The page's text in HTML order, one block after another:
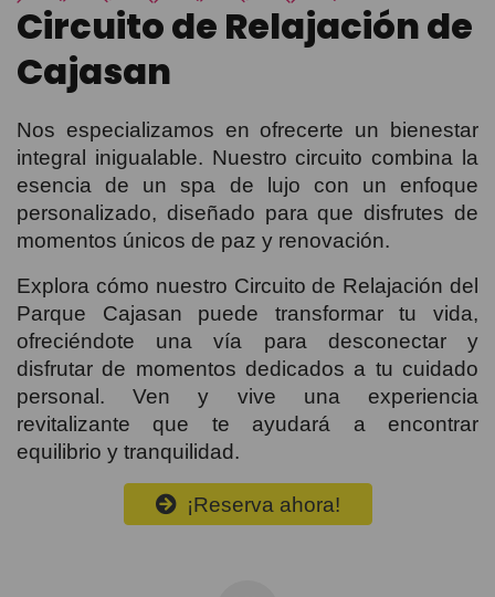
Circuito de Relajación de
Cajasan
Nos especializamos en ofrecerte un bienestar
integral inigualable. Nuestro circuito combina la
esencia de un spa de lujo con un enfoque
personalizado, diseñado para que disfrutes de
momentos únicos de paz y renovación.
Explora cómo nuestro Circuito de Relajación del
Parque Cajasan puede transformar tu vida,
ofreciéndote una vía para desconectar y
disfrutar de momentos dedicados a tu cuidado
personal. Ven y vive una experiencia
revitalizante que te ayudará a encontrar
equilibrio y tranquilidad.
¡Reserva ahora!